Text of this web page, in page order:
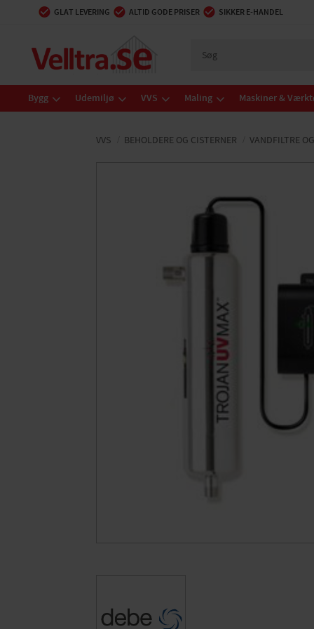
GLAT LEVERING ALTID GODE PRISER SIKKER E-HANDEL
Bygg Udemiljø VVS Maling Maskiner &
VVS BEHOLDERE OG CISTERNER VANDFILTRE